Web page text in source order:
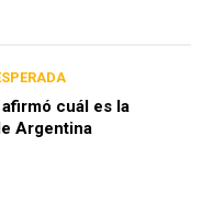
cuál es la
Argentina